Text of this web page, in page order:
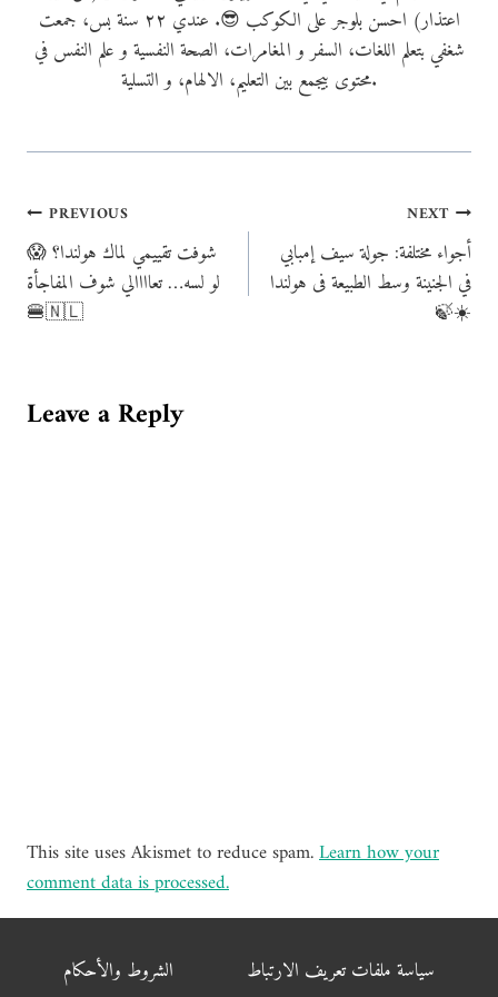
اعتذار) احسن بلوجر على الكوكب 😎. عندي ٢٢ سنة بس، جمعت
شغفي بتعلم اللغات، السفر و المغامرات، الصحة النفسية و علم النفس في
محتوى بيجمع بين التعليم، الالهام، و التسلية.
Post
navigation
PREVIOUS
شوفت تقييمي لماك هولندا؟ 😱
لو لسه… تعاااالي شوف المفاجأة
🍔🇳🇱
NEXT
أجواء مختلفة: جولة سيف إمبابي
في الجنينة وسط الطبيعة فى هولندا
🍃☀️
Leave a Reply
This site uses Akismet to reduce spam.Learn how your
comment data is processed.
الشروط والأحكام
سياسة ملفات تعريف الارتباط